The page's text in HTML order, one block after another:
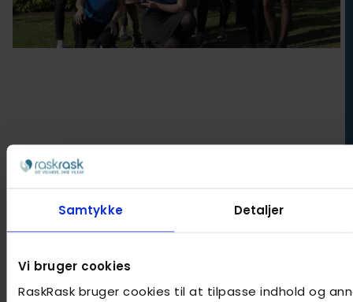
Samtykke Detaljer
Vi bruger cookies
RaskRask bruger cookies til at tilpasse indhold og
Stress
Søvnkvalitet